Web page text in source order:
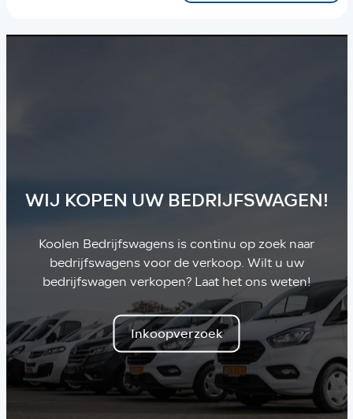
WIJ KOPEN UW BEDRIJFSWAGEN!
Koolen Bedrijfswagens is continu op zoek naar
bedrijfswagens voor de verkoop. Wilt u uw
bedrijfswagen verkopen? Laat het ons weten!
Inkoopverzoek